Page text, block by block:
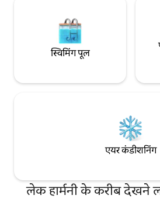
स्विमिंग पूल
एयर कंडीशनिंग
लेक हार्मनी के करीब देखने